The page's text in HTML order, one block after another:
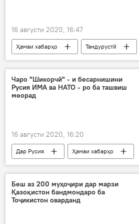
16 августи 2020, 16:47
Ҳамаи хабарҳо Тандурустӣ
таманнои шифои комил
даргузашт
Чаро "Шикорчӣ" - и бесарнишини
Русия ИМА ва НАТО - ро ба ташвиш
меорад
16 августи 2020, 16:20
Дар Русия
Ҳамаи хабарҳо
Амният ва мудофиа
НАТО
ташвиш
Беш аз 200 муҳоҷири дар марзи
Қазоқистон бандмондаро ба
Тоҷикистон оварданд